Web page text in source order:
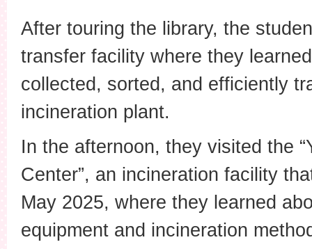
After touring the library, the
transfer facility where they
collected, sorted, and efficiently
incineration plant.
In the afternoon, they visited the
Center”, an incineration facility
May 2025, where they learned
equipment and incineration